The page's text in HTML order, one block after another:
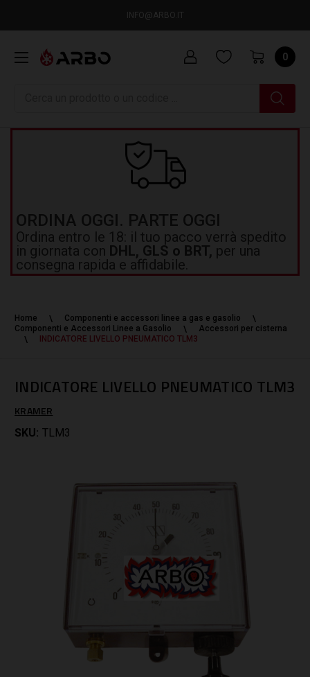
INFO@ARBO.IT
0
ORDINA OGGI. PARTE OGGI
Ordina entro le 18: il tuo pacco verrà spedito
in giornata con DHL, GLS o BRT, per una
consegna rapida e affidabile.
Home
Componenti e accessori linee a gas e gasolio
Componenti e Accessori Linee a Gasolio
Accessori per cisterna
INDICATORE LIVELLO PNEUMATICO TLM3
INDICATORE LIVELLO PNEUMATICO TLM3
KRAMER
SKU: TLM3